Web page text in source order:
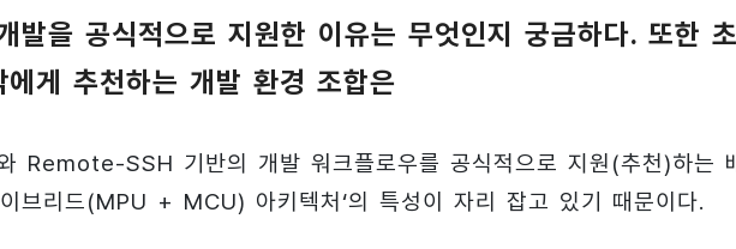
을 공식적으로 지원한 이유는 무엇인지 궁금하다. 또한
게 추천하는 개발 환경 조합은
SSH 기반의 개발 워크플로우를 공식적으로 지원(추천)하는
브리드(MPU + MCU) 아키텍처‘의 특성이 자리 잡고 있기 때문이다.